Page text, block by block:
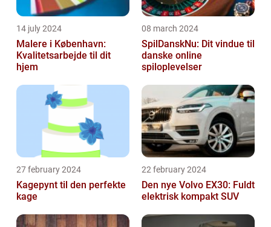
14 july 2024
Malere i København:
Kvalitetsarbejde til dit
hjem
08 march 2024
SpilDanskNu: Dit vindue til
danske online
spiloplevelser
27 february 2024
Kagepynt til den perfekte
kage
22 february 2024
Den nye Volvo EX30: Fuldt
elektrisk kompakt SUV